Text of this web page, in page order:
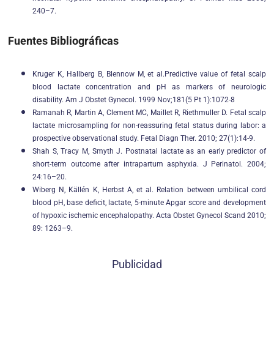
240–7.
Fuentes Bibliográficas
Kruger K, Hallberg B, Blennow M, et al.Predictive value of fetal scalp
blood lactate concentration and pH as markers of neurologic
disability. Am J Obstet Gynecol. 1999 Nov;181(5 Pt 1):1072-8
Ramanah R, Martin A, Clement MC, Maillet R, Riethmuller D. Fetal scalp
lactate microsampling for non-reassuring fetal status during labor: a
prospective observational study. Fetal Diagn Ther. 2010; 27(1):14-9.
Shah S, Tracy M, Smyth J. Postnatal lactate as an early predictor of
short-term outcome after intrapartum asphyxia. J Perinatol. 2004;
24:16–20.
Wiberg N, Källén K, Herbst A, et al. Relation between umbilical cord
blood pH, base deficit, lactate, 5-minute Apgar score and development
of hypoxic ischemic encephalopathy. Acta Obstet Gynecol Scand 2010;
89: 1263–9.
Publicidad